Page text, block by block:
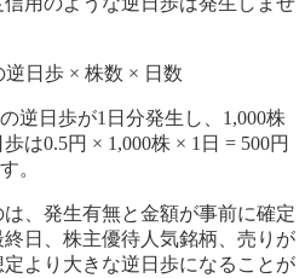
日歩 × 株数 × 日数
逆日歩が1日分発生し、1,000株
は0.5円 × 1,000株 × 1日 = 500円
。
、発生有無と金額が事前に確定
日、株主優待人気銘柄、売りが
より大きな逆日歩になることが